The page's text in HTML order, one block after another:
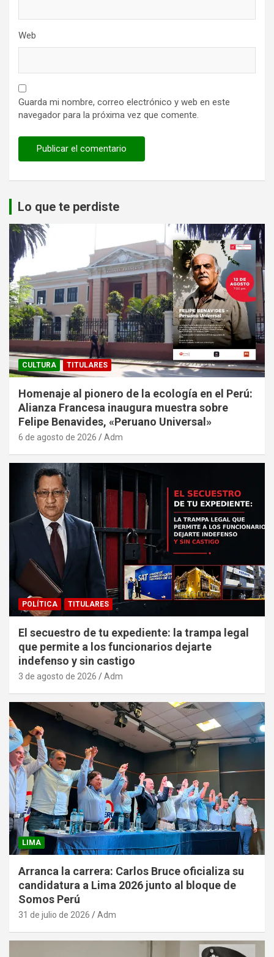
Web
Guarda mi nombre, correo electrónico y web en este
navegador para la próxima vez que comente.
Lo que te perdiste
CULTURA TITULARES
Homenaje al pionero de la ecología en el Perú:
Alianza Francesa inaugura muestra sobre
Felipe Benavides, «Peruano Universal»
6 de agosto de 2026 Adm
POLÍTICA TITULARES
El secuestro de tu expediente: la trampa legal
que permite a los funcionarios dejarte
indefenso y sin castigo
3 de agosto de 2026 Adm
LIMA
Arranca la carrera: Carlos Bruce oficializa su
candidatura a Lima 2026 junto al bloque de
Somos Perú
31 de julio de 2026 Adm